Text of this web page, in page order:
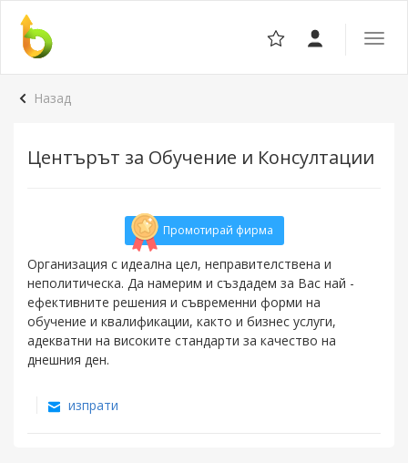
Назад
Центърът за Обучение и Консултации
Промотирай фирма
Организация с идеална цел, неправителствена и
неполитическа. Да намерим и създадем за Вас най -
ефективните решения и съвременни форми на
обучение и квалификации, както и бизнес услуги,
адекватни на високите стандарти за качество на
днешния ден.
изпрати